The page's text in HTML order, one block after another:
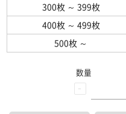
300枚 ～ 399枚
400枚 ～ 499枚
500枚 ～
-
数量